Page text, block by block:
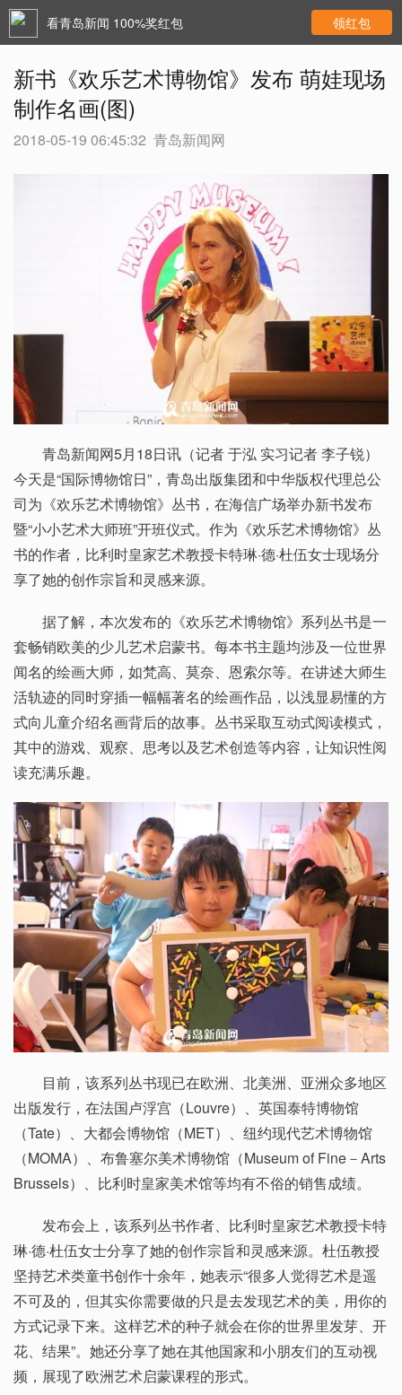
看青岛新闻 100%奖红包 领红包
新书《欢乐艺术博物馆》发布 萌娃现场
制作名画(图)
2018-05-19 06:45:32 青岛新闻网
青岛新闻网5月18日讯（记者 于泓 实习记者 李子锐）
今天是“国际博物馆日”，青岛出版集团和中华版权代理总公
司为《欢乐艺术博物馆》丛书，在海信广场举办新书发布
暨“小小艺术大师班”开班仪式。作为《欢乐艺术博物馆》丛
书的作者，比利时皇家艺术教授卡特琳·德·杜伍女士现场分
享了她的创作宗旨和灵感来源。
据了解，本次发布的《欢乐艺术博物馆》系列丛书是一
套畅销欧美的少儿艺术启蒙书。每本书主题均涉及一位世界
闻名的绘画大师，如梵高、莫奈、恩索尔等。在讲述大师生
活轨迹的同时穿插一幅幅著名的绘画作品，以浅显易懂的方
式向儿童介绍名画背后的故事。丛书采取互动式阅读模式，
其中的游戏、观察、思考以及艺术创造等内容，让知识性阅
读充满乐趣。
目前，该系列丛书现已在欧洲、北美洲、亚洲众多地区
出版发行，在法国卢浮宫（Louvre）、英国泰特博物馆
（Tate）、大都会博物馆（MET）、纽约现代艺术博物馆
（MOMA）、布鲁塞尔美术博物馆（Museum of Fine－Arts
Brussels）、比利时皇家美术馆等均有不俗的销售成绩。
发布会上，该系列丛书作者、比利时皇家艺术教授卡特
琳·德·杜伍女士分享了她的创作宗旨和灵感来源。杜伍教授
坚持艺术类童书创作十余年，她表示“很多人觉得艺术是遥
不可及的，但其实你需要做的只是去发现艺术的美，用你的
方式记录下来。这样艺术的种子就会在你的世界里发芽、开
花、结果”。她还分享了她在其他国家和小朋友们的互动视
频，展现了欧洲艺术启蒙课程的形式。